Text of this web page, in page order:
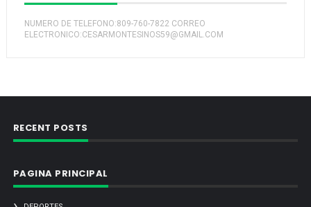
NUMERO DE TELEFONO:809-760-7822 CORREO
ELECTRONICO:CESARMONTESINOS59@GMAIL.COM
RECENT POSTS
PAGINA PRINCIPAL